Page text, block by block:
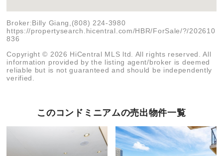
Broker:Billy Giang,(808) 224-3980
https://propertysearch.hicentral.com/HBR/ForSale/?/202610
836
Copyright © 2026 HiCentral MLS ltd. All rights reserved. All
information provided by the listing agent/broker is deemed
reliable but is not guaranteed and should be independently
verified.
このコンドミニアムの売出物件一覧